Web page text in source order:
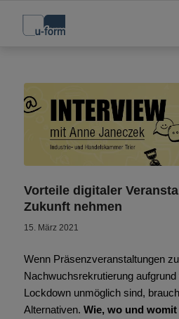
Vorteile digitaler
Zukunft nehmen
15. März 2021
Wenn Präsenzveranstaltungen
Nachwuchsrekrutierung
Lockdown unmöglich sind,
Alternativen. Wie, wo und